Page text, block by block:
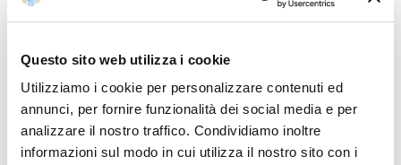
Questo sito web utilizza i cookie
Utilizziamo i cookie per personalizzare contenuti ed
annunci, per fornire funzionalità dei social media e per
analizzare il nostro traffico. Condividiamo inoltre
informazioni sul modo in cui utilizza il nostro sito con i
1° e 2° anno - martedì 29 settembre, ore 14:30, aula
Laurea in Matematica
1° anno - lunedì 21 settembre ore 8:30, Aula C (plesso
Matematica)
2° anno - mercoledì 23 settembre, ore 15:30, Aula A
(plesso Matematica)